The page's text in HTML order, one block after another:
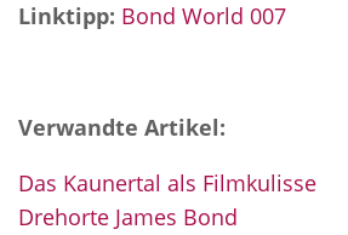
Linktipp: Bond World 007
Verwandte Artikel:
Das Kaunertal als Filmkulisse
Drehorte James Bond